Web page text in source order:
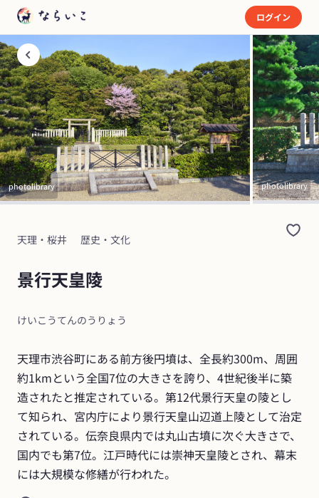
ログイン
photolibrary photolibrary
天理・桜井 歴史・文化
景行天皇陵
けいこうてんのうりょう
天理市渋谷町にある前方後円墳は、全長約300m、周囲
約1kmという全国7位の大きさを誇り、4世紀後半に築
造されたと推定されている。第12代景行天皇の陵とし
て知られ、宮内庁により景行天皇山辺道上陵として治定
されている。伝奈良県内では丸山古墳に次ぐ大きさで、
国内でも第7位。江戸時代には崇神天皇陵とされ、幕末
には大規模な修繕が行われた。